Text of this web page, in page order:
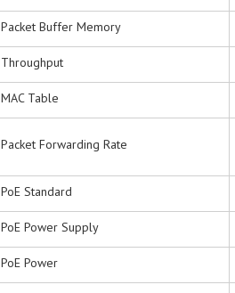
Packet Buffer Memory
Throughput
MAC Table
Packet Forwarding Rate
PoE Standard
PoE Power Supply
PoE Power